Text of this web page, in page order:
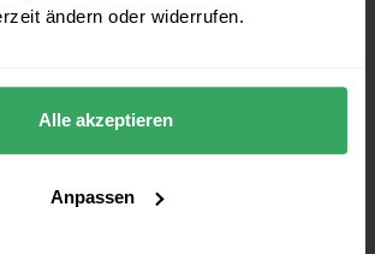
ändern oder widerrufen.
Alle akzeptieren
Anpassen